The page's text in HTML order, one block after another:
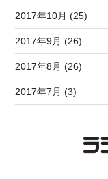
2017年10月 (25)
2017年9月 (26)
2017年8月 (26)
2017年7月 (3)